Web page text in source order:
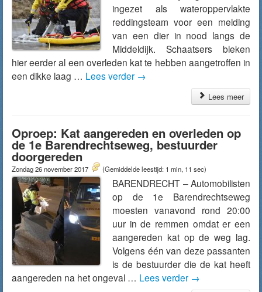
ingezet als wateroppervlakte
reddingsteam voor een melding
van een dier in nood langs de
Middeldijk. Schaatsers bleken
hier eerder al een overleden kat te hebben aangetroffen in
een dikke laag … Lees verder →
Lees meer
Oproep: Kat aangereden en overleden op
de 1e Barendrechtseweg, bestuurder
doorgereden
Zondag 26 november 2017 (Gemiddelde leestijd: 1 min, 11 sec)
BARENDRECHT – Automobilisten
op de 1e Barendrechtseweg
moesten vanavond rond 20:00
uur in de remmen omdat er een
aangereden kat op de weg lag.
Volgens één van deze passanten
is de bestuurder die de kat heeft
aangereden na het ongeval … Lees verder →